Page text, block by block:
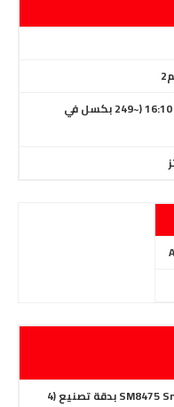
(~249 بكسل في
بدقة تصنيع (4